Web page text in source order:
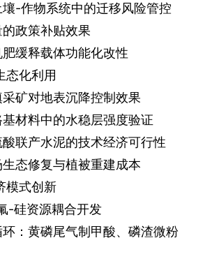
-作物系统中的迁移风险管控
政策补贴效果
缓释载体功能化改性
态化利用
矿对地表沉降控制效果
材料中的水稳层强度验证
联产水泥的技术经济可行性
态修复与植被重建成本
模式创新
-硅资源耦合开发
：黄磷尾气制甲酸、磷渣微粉